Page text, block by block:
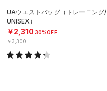
UAウエストバッグ（トレーニング/
UNISEX）
￥2,310 30%OFF
￥3,300